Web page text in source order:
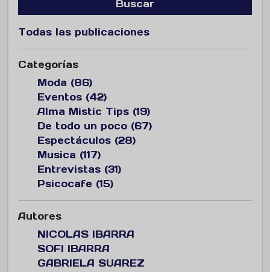
Buscar
Todas las publicaciones
Categorías
Moda (86)
Eventos (42)
Alma Mistic Tips (19)
De todo un poco (67)
Espectáculos (28)
Musica (117)
Entrevistas (31)
Psicocafe (15)
Autores
NICOLAS IBARRA
SOFI IBARRA
GABRIELA SUAREZ